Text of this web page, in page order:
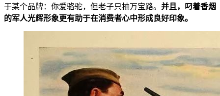
于某个品牌：你爱骆驼，但老子只抽万宝路。 并且，叼着香烟
的军人光辉形象更有助于在消费者心中形成良好印象。